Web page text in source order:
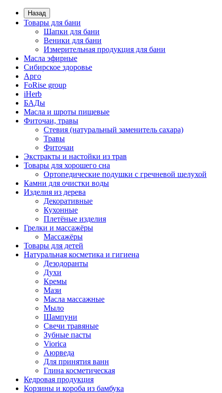
Назад
Товары для бани
Шапки для бани
Веники для бани
Измерительная продукция для бани
Масла эфирные
Сибирское здоровье
Арго
FoRise group
iHerb
БАДы
Масла и шроты пищевые
Фиточаи, травы
Стевия (натуральный заменитель сахара)
Травы
Фиточаи
Экстракты и настойки из трав
Товары для хорошего сна
Ортопедические подушки с гречневой шелухой
Камни для очистки воды
Изделия из дерева
Декоративные
Кухонные
Плетёные изделия
Грелки и массажёры
Массажёры
Товары для детей
Натуральная косметика и гигиена
Дезодоранты
Духи
Кремы
Мази
Масла массажные
Мыло
Шампуни
Свечи травяные
Зубные пасты
Viorica
Аюрведа
Для принятия ванн
Глина косметическая
Кедровая продукция
Корзины и короба из бамбука